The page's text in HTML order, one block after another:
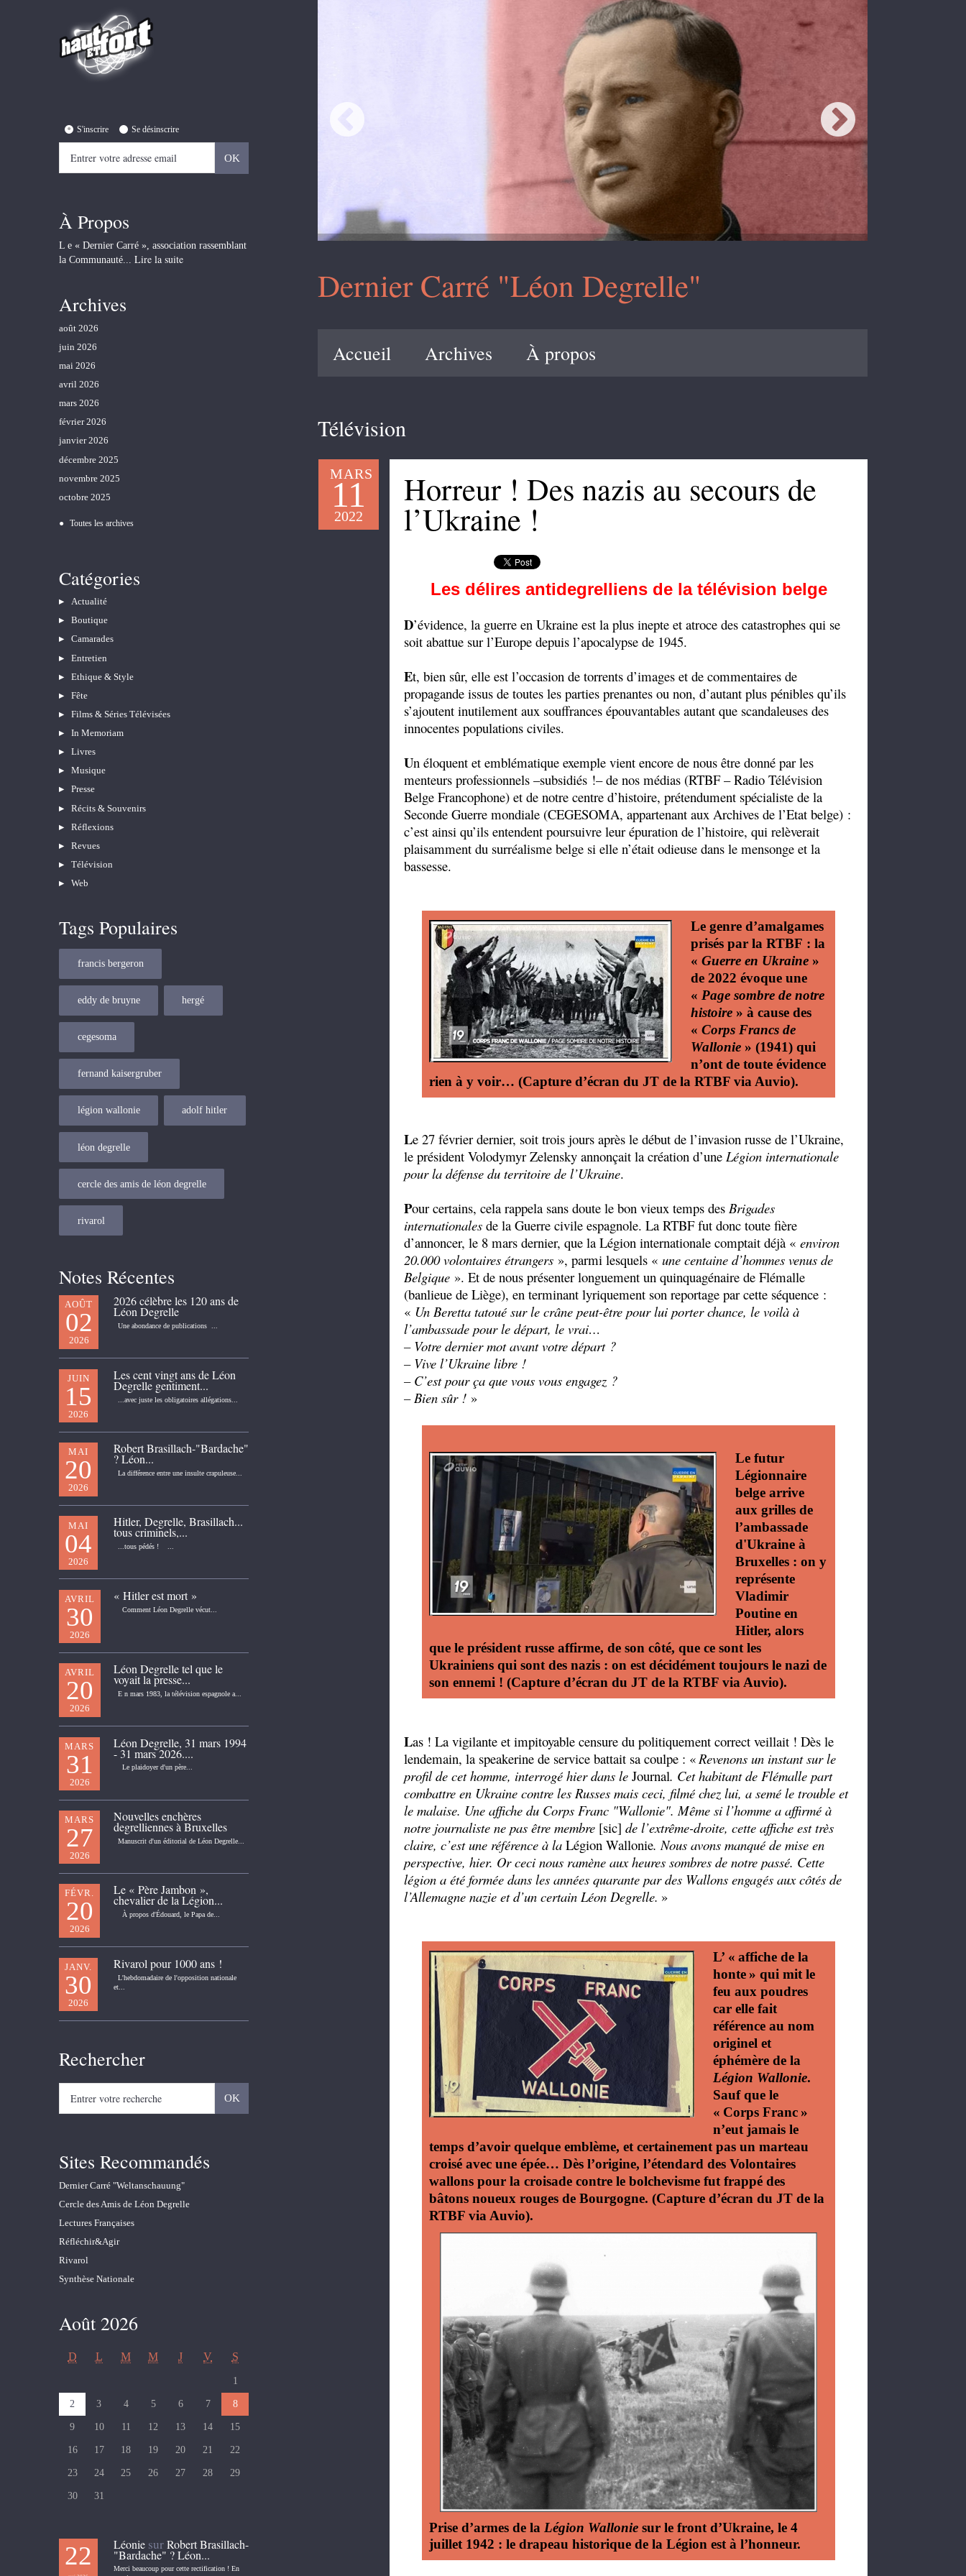
S'inscrire Se désinscrire
À Propos
L e « Dernier Carré », association rassemblant
la Communauté... Lire la suite
Archives
août 2026
juin 2026
mai 2026
avril 2026
mars 2026
février 2026
janvier 2026
décembre 2025
novembre 2025
octobre 2025
Toutes les archives
Catégories
Actualité
Boutique
Camarades
Entretien
Ethique & Style
Fête
Films & Séries Télévisées
In Memoriam
Livres
Musique
Presse
Récits & Souvenirs
Réflexions
Revues
Télévision
Web
Tags Populaires
francis bergeron
eddy de bruyne hergé
cegesoma
fernand kaisergruber
légion wallonie adolf hitler
léon degrelle
cercle des amis de léon degrelle
rivarol
Notes Récentes
AOÛT
02
2026
2026 célèbre les 120 ans de
Léon Degrelle
Une abondance de publications ...
JUIN
15
2026
Les cent vingt ans de Léon
Degrelle gentiment...
...avec juste les obligatoires allégations...
MAI
20
2026
Robert Brasillach-"Bardache"
? Léon...
La différence entre une insulte crapuleuse...
MAI
04
2026
Hitler, Degrelle, Brasillach...
tous criminels,...
...tous pédés ! ...
AVRIL
30
2026
« Hitler est mort »
Comment Léon Degrelle vécut...
AVRIL
20
2026
Léon Degrelle tel que le
voyait la presse...
E n mars 1983, la télévision espagnole a...
MARS
31
2026
Léon Degrelle, 31 mars 1994
- 31 mars 2026....
Le plaidoyer d'un père...
MARS
27
2026
Nouvelles enchères
degrelliennes à Bruxelles
Manuscrit d'un éditorial de Léon Degrelle...
FÉVR.
20
2026
Le « Père Jambon »,
chevalier de la Légion...
À propos d'Édouard, le Papa de...
JANV.
30
2026
Rivarol pour 1000 ans !
L'hebdomadaire de l'opposition nationale
et...
Rechercher
Sites Recommandés
Dernier Carré "Weltanschauung"
Cercle des Amis de Léon Degrelle
Lectures Françaises
Réfléchir&Agir
Rivarol
Synthèse Nationale
Août 2026
D L M M J V S
1
2 3 4 5 6 7 8
9 10 11 12 13 14 15
16 17 18 19 20 21 22
23 24 25 26 27 28 29
30 31
22 LéoniesurRobert Brasillach-
"Bardache" ? Léon...
Merci beaucoup pour cette rectification ! En
Dernier Carré "Léon Degrelle"
Accueil Archives À propos
Télévision
MARS
11
2022
Horreur ! Des nazis au secours de
l’Ukraine !
Les délires antidegrelliens de la télévision belge
D’évidence, la guerre en Ukraine est la plus inepte et atroce des catastrophes qui se
soit abattue sur l’Europe depuis l’apocalypse de 1945.
Et, bien sûr, elle est l’occasion de torrents d’images et de commentaires de
propagande issus de toutes les parties prenantes ou non, d’autant plus pénibles qu’ils
s’ajoutent inutilement aux souffrances épouvantables autant que scandaleuses des
innocentes populations civiles.
Un éloquent et emblématique exemple vient encore de nous être donné par les
menteurs professionnels –subsidiés !– de nos médias (RTBF – Radio Télévision
Belge Francophone) et de notre centre d’histoire, prétendument spécialiste de la
Seconde Guerre mondiale (CEGESOMA, appartenant aux Archives de l’Etat belge) :
c’est ainsi qu’ils entendent poursuivre leur épuration de l’histoire, qui relèverait
plaisamment du surréalisme belge si elle n’était odieuse dans le mensonge et la
bassesse.
Le genre d’amalgames
prisés par la RTBF : la
«Guerre en Ukraine »
de 2022 évoque une
« Page sombre de notre
histoire » à cause des
«Corps Francs de
Wallonie » (1941) qui
n’ont de toute évidence
rien à y voir… (Capture d’écran du JT de la RTBF via Auvio).
Le 27 février dernier, soit trois jours après le début de l’invasion russe de l’Ukraine,
le président Volodymyr Zelensky annonçait la création d’une Légion internationale
pour la défense du territoire de l’Ukraine.
Pour certains, cela rappela sans doute le bon vieux temps des Brigades
internationales de la Guerre civile espagnole. La RTBF fut donc toute fière
d’annoncer, le 8 mars dernier, que la Légion internationale comptait déjà «environ
20.000 volontaires étrangers », parmi lesquels «une centaine d’hommes venus de
Belgique ». Et de nous présenter longuement un quinquagénaire de Flémalle
(banlieue de Liège), en terminant lyriquement son reportage par cette séquence :
« Un Beretta tatoué sur le crâne peut-être pour lui porter chance, le voilà à
l’ambassade pour le départ, le vrai…
– Votre dernier mot avant votre départ ?
– Vive l’Ukraine libre !
– C’est pour ça que vous vous engagez ?
– Bien sûr ! »
Le futur
Légionnaire
belge arrive
aux grilles de
l’ambassade
d'Ukraine à
Bruxelles : on y
représente
Vladimir
Poutine en
Hitler, alors
que le président russe affirme, de son côté, que ce sont les
Ukrainiens qui sont des nazis : on est décidément toujours le nazi de
son ennemi ! (Capture d’écran du JT de la RTBF via Auvio).
Las ! La vigilante et impitoyable censure du politiquement correct veillait ! Dès le
lendemain, la speakerine de service battait sa coulpe : « Revenons un instant sur le
profil de cet homme, interrogé hier dans leJournal. Cet habitant de Flémalle part
combattre en Ukraine contre les Russes mais ceci, filmé chez lui, a semé le trouble et
le malaise. Une affiche du Corps Franc "Wallonie". Même si l’homme a affirmé à
notre journaliste ne pas être membre [sic]de l’extrême-droite, cette affiche est très
claire, c’est une référence à laLégion Wallonie. Nous avons manqué de mise en
perspective, hier. Or ceci nous ramène aux heures sombres de notre passé. Cette
légion a été formée dans les années quarante par des Wallons engagés aux côtés de
l’Allemagne nazie et d’un certain Léon Degrelle. »
L’ « affiche de la
honte » qui mit le
feu aux poudres
car elle fait
référence au nom
originel et
éphémère de la
Légion Wallonie.
Sauf que le
« Corps Franc »
n’eut jamais le
temps d’avoir quelque emblème, et certainement pas un marteau
croisé avec une épée… Dès l’origine, l’étendard des Volontaires
wallons pour la croisade contre le bolchevisme fut frappé des
bâtons noueux rouges de Bourgogne. (Capture d’écran du JT de la
RTBF via Auvio).
Prise d’armes de laLégion Wallonie sur le front d’Ukraine, le 4
juillet 1942 : le drapeau historique de la Légion est à l’honneur.